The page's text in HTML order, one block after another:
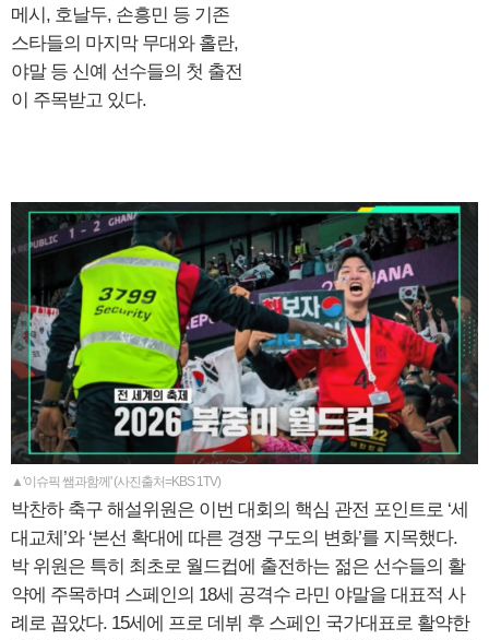
메시, 호날두, 손흥민 등 기존
스타들의 마지막 무대와 홀란,
야말 등 신예 선수들의 첫 출전
이 주목받고 있다.
▲'이슈픽 쌤과함께' (사진출처=KBS 1TV)
박찬하 축구 해설위원은 이번 대회의 핵심 관전 포인트로 ‘세
대교체’와 ‘본선 확대에 따른 경쟁 구도의 변화’를 지목했다.
박 위원은 특히 최초로 월드컵에 출전하는 젊은 선수들의 활
약에 주목하며 스페인의 18세 공격수 라민 야말을 대표적 사
례로 꼽았다. 15세에 프로 데뷔 후 스페인 국가대표로 활약한